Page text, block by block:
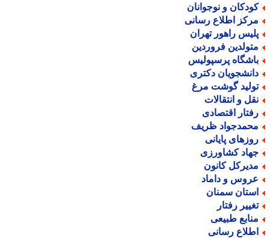
و نوجوانان
اطلاع رسانی
راهور تهران
فروردین
پرسپولیس
دکتری
گوشت مرغ
و انتقالات
اقتصادی
ظریف
پایانی
کشاورزی
کانون
و داماد
سمنان
رفتار
طبیعی
رسانی